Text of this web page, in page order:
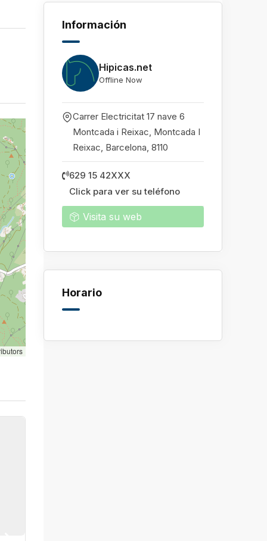
Información
Hipicas.net
Offline Now
Carrer Electricitat 17 nave 6
Montcada i Reixac, Montcada I
Reixac, Barcelona, 8110
629 15 42XXX
Click para ver su teléfono
Visita su web
Horario